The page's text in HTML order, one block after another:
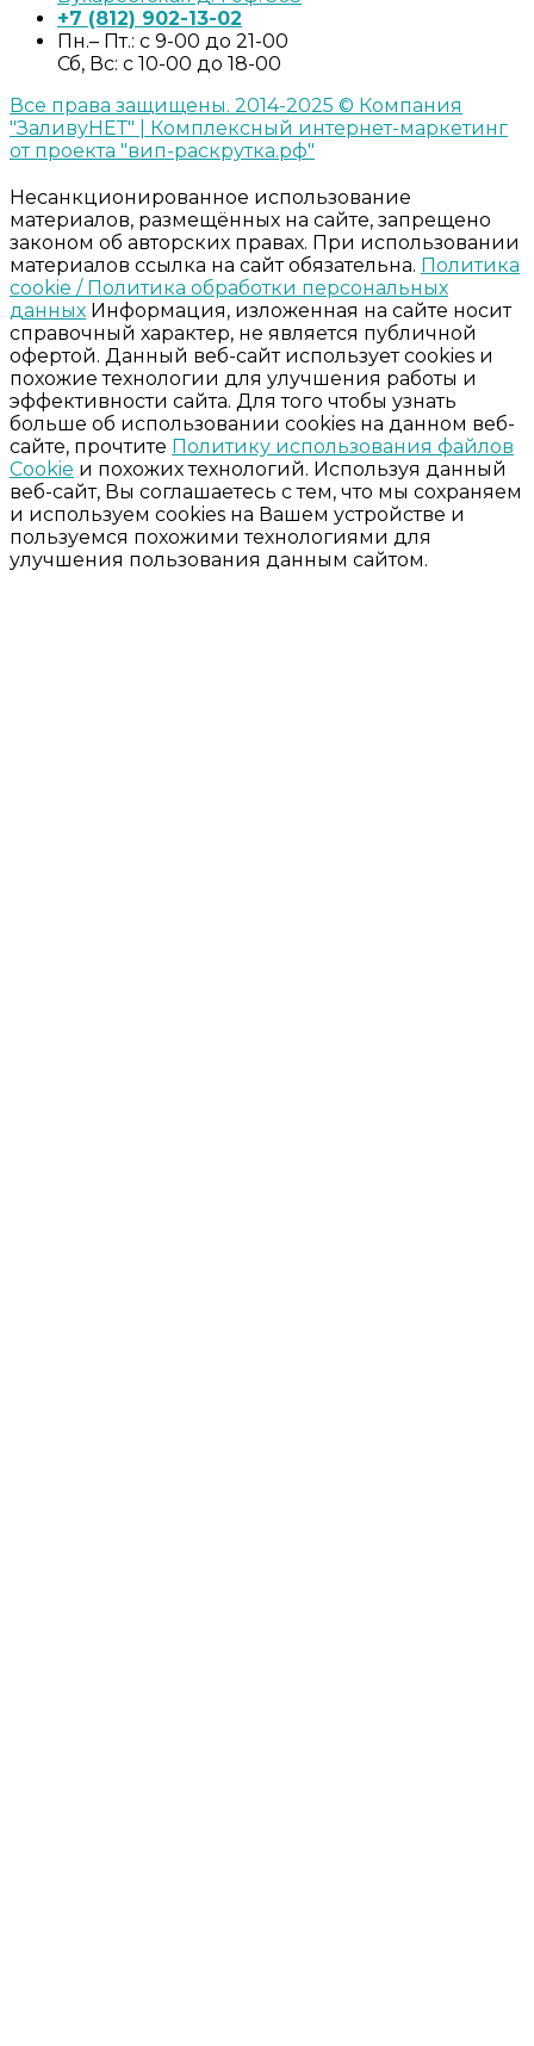
+7 (812) 902-13-02
Пн.– Пт.: с 9-00 до 21-00
Сб, Вс: с 10-00 до 18-00
Все права защищены. 2014-2025 © Компания
"ЗаливуНЕТ" | Комплексный интернет-маркетинг
от проекта "вип-раскрутка.рф"
Несанкционированное использование
материалов, размещённых на сайте, запрещено
законом об авторских правах. При использовании
материалов ссылка на сайт обязательна. Политика
cookie / Политика обработки персональных
данных Информация, изложенная на сайте носит
справочный характер, не является публичной
офертой. Данный веб-сайт использует cookies и
похожие технологии для улучшения работы и
эффективности сайта. Для того чтобы узнать
больше об использовании cookies на данном веб-
сайте, прочтите Политику использования файлов
Cookie и похожих технологий. Используя данный
веб-сайт, Вы соглашаетесь с тем, что мы сохраняем
и используем cookies на Вашем устройстве и
пользуемся похожими технологиями для
улучшения пользования данным сайтом.